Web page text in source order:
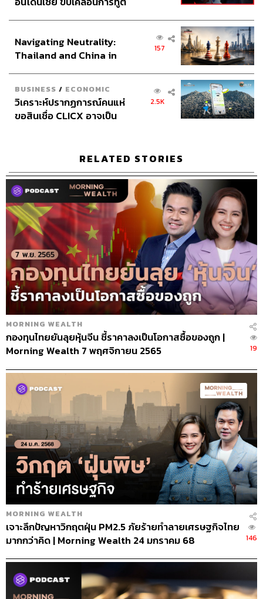
อินโดนีเซีย
Navigating Neutrality:
Thailand and China in
157
BUSINESS / ECONOMIC
วิเคราะห์ปรากฏการณ์คนแห่
ขอสินเชื่อ CLICX อาจเป็น
2.5K
RELATED STORIES
MORNING WEALTH
กองทุนไทยยันลุยหุ้นจีน ชี้ราคาลงเป็นโอกาสซื้อของถูก |
Morning Wealth 7 พฤศจิกายน 2565
19
MORNING WEALTH
เจาะลึกปัญหาวิกฤตฝุ่น PM2.5 ภัยร้ายทำลายเศรษฐกิจไทย
มากกว่าคิด | Morning Wealth 24 มกราคม 68
146